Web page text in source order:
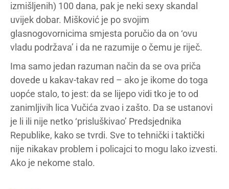
izmišljenih) 100 dana, pak je neki sexy skandal
uvijek dobar. Mišković je po svojim
glasnogovornicima smjesta poručio da on ‘ovu
vladu podržava’ i da ne razumije o čemu je riječ.
Ima samo jedan razuman način da se ova priča
dovede u kakav-takav red – ako je ikome do toga
uopće stalo, to jest: da se lijepo vidi tko je to od
zanimljivih lica Vučića zvao i zašto. Da se ustanovi
je li ili nije netko ‘prisluškivao’ Predsjednika
Republike, kako se tvrdi. Sve to tehnički i taktički
nije nikakav problem i policajci to mogu lako izvesti.
Ako je nekome stalo.